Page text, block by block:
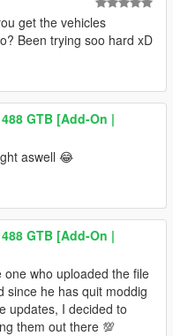
get the vehicles
Been trying soo hard xD
GTB [Add-On |
aswell 😂
GTB [Add-On |
one who uploaded the file
since he has quit moddig
updates, I decided to
them out there 💯